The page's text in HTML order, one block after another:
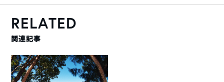
RELATED
関連記事